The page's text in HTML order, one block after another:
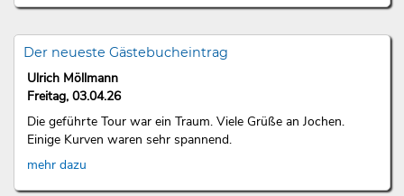
Der neueste Gästebucheintrag
Ulrich Möllmann
Freitag, 03.04.26
Die geführte Tour war ein Traum. Viele Grüße an Jochen.
Einige Kurven waren sehr spannend.
mehr dazu